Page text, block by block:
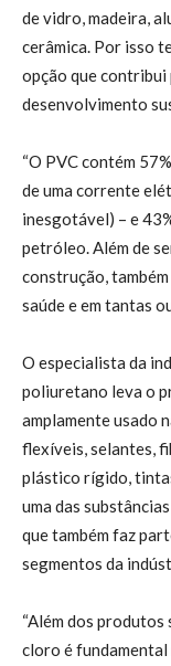
de vidro, madeira,
cerâmica. Por isso
opção que contribui
desenvolvimento
“O PVC contém
de uma corrente
inesgotável) – e
petróleo. Além de
construção,
saúde e em tantas
O especialista da
poliuretano leva o
amplamente usado
flexíveis, selantes,
plástico rígido,
uma das
que também faz
segmentos da
“Além dos
cloro é